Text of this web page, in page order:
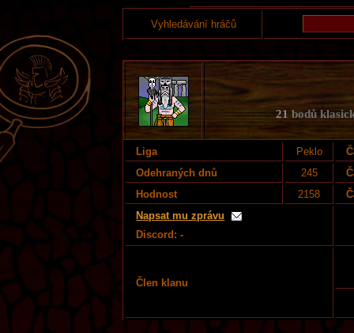
Vyhledávání hráčů
21 bodů
Liga Peklo
Odehraných dnů
245
Hodnost
2158
Napsat mu zprávu
Discord: -
Člen klanu